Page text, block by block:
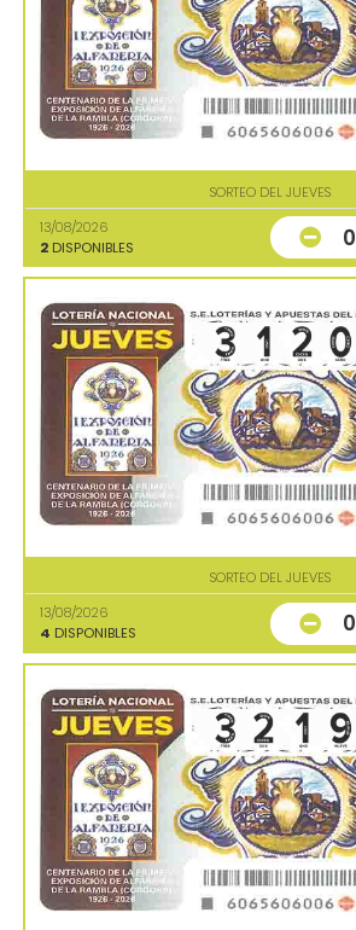
SORTEO DEL JUEVES
13/08/2026
2 DISPONIBLES 0
SORTEO DEL JUEVES
13/08/2026
4 DISPONIBLES 0